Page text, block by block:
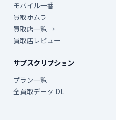
モバイル一番
買取ホムラ
買取店一覧 →
買取店レビュー
サブスクリプション
プラン一覧
全買取データ DL